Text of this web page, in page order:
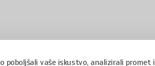
poboljšali vaše iskustvo, analizirali promet i